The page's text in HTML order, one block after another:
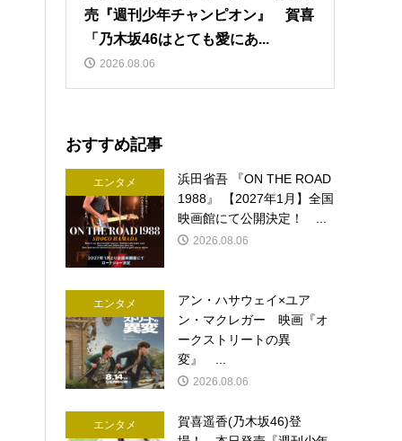
売『週刊少年チャンピオン』 賀喜
「乃木坂46はとても愛にあ...
2026.08.06
おすすめ記事
エンタメ
浜田省吾 『ON THE ROAD
1988』 【2027年1月】全国
映画館にて公開決定！ ...
2026.08.06
エンタメ
アン・ハサウェイ×ユア
ン・マクレガー 映画『オ
ークストリートの異
変』 ...
2026.08.06
エンタメ
賀喜遥香(乃木坂46)登